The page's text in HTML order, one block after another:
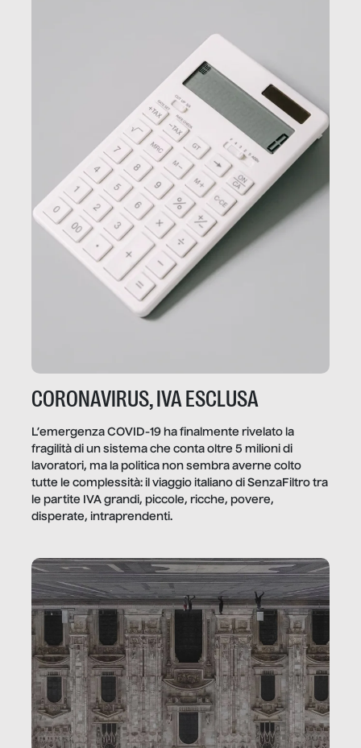
CORONAVIRUS, IVA ESCLUSA
L’emergenza COVID-19 ha finalmente rivelato la
fragilità di un sistema che conta oltre 5 milioni di
lavoratori, ma la politica non sembra averne colto
tutte le complessità: il viaggio italiano di SenzaFiltro tra
le partite IVA grandi, piccole, ricche, povere,
disperate, intraprendenti.